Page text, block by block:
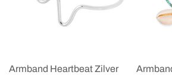
Armband Heartbeat Zilver